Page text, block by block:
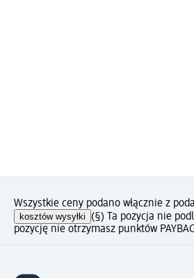
Wszystkie ceny podano włącznie z
kosztów wysyłki (§) Ta pozycja nie
pozycję nie otrzymasz punktów